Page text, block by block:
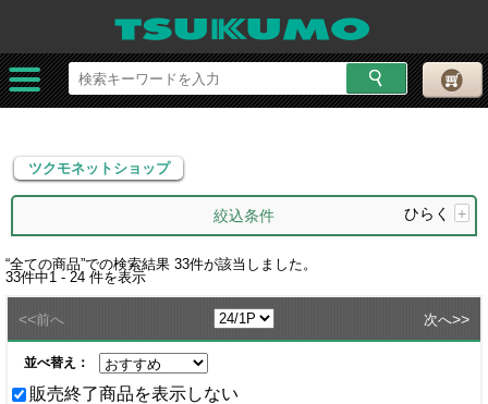
ツクモネットショップ
ツクモネットショップ
絞込条件 ひらく +
“全ての商品”での検索結果 33件が該当しました。
33件中1 - 24 件を表示
<<前へ 次へ>>
並べ替え：
販売終了商品を表示しない